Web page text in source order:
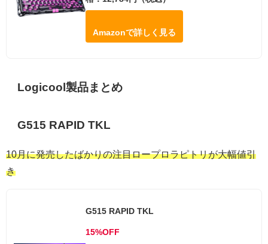
Amazonで詳しく見る
Logicool製品まとめ
G515 RAPID TKL
10月に発売したばかりの注目ロープロラピトリが大幅値引
き
G515 RAPID TKL
15%OFF